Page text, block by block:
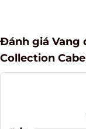
Đánh giá Vang
Collection